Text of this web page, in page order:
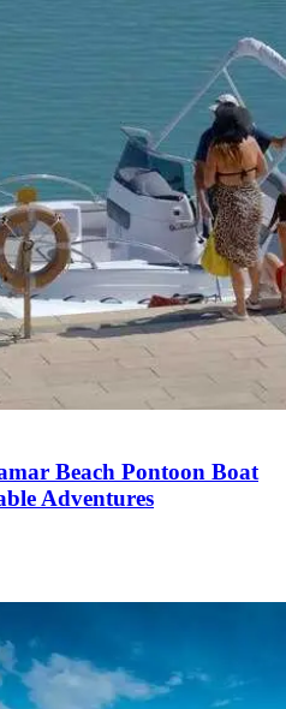
Beach Pontoon Boat
Adventures